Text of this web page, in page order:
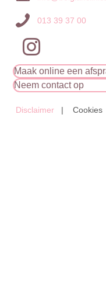
013 39 37 00
Maak online een
Neem contact op
Disclaimer | Cookies